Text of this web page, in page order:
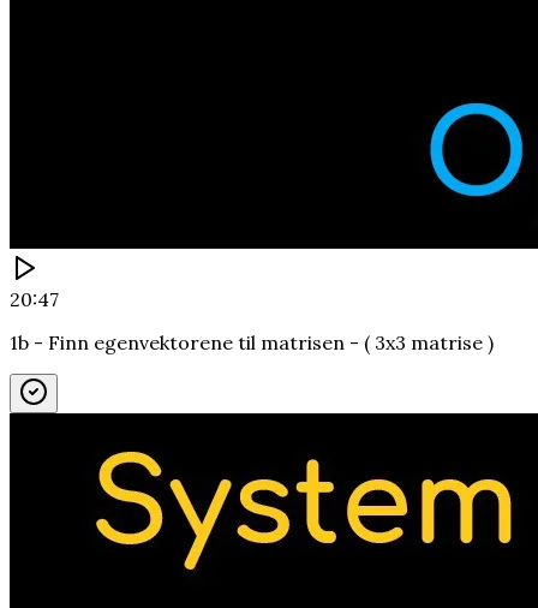
20:47
1b - Finn egenvektorene til matrisen - ( 3x3 matrise )